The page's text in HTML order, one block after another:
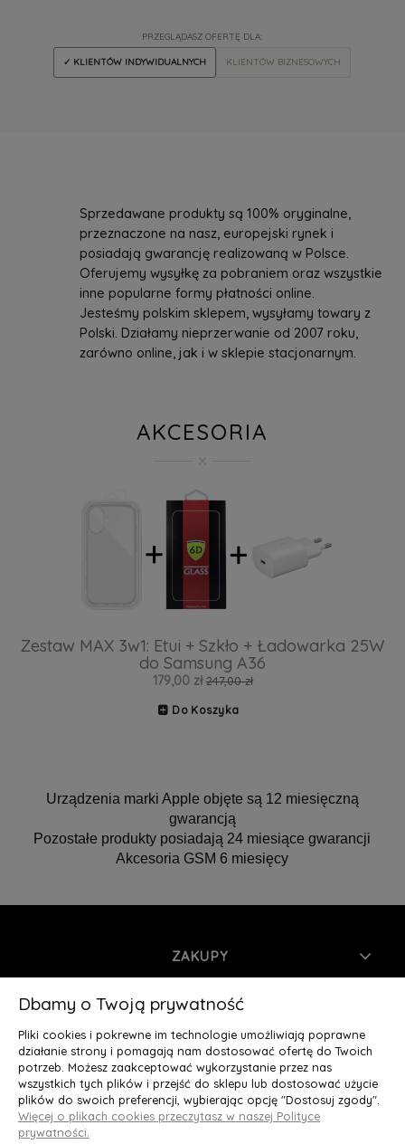
PRZEGLĄDASZ OFERTĘ DLA:
✓ KLIENTÓW INDYWIDUALNYCH KLIENTÓW BIZNESOWYCH
Sprzedawane produkty są 100% oryginalne,
przeznaczone na nasz, europejski rynek i
posiadają gwarancję realizowaną w Polsce.
Oferujemy wysyłkę za pobraniem oraz wszystkie
inne popularne formy płatności online.
Jesteśmy polskim sklepem, wysyłamy towary z
Polski. Działamy nieprzerwanie od 2007 roku,
zarówno online, jak i w sklepie stacjonarnym.
AKCESORIA
Zestaw MAX 3w1: Etui + Szkło + Ładowarka 25W
do Samsung A36
179,00 zł 247,00 zł
Do Koszyka
Urządzenia marki Apple objęte są 12 miesięczną
gwarancją
Pozostałe produkty posiadają 24 miesiące gwarancji
Akcesoria GSM 6 miesięcy
ZAKUPY
INFORMACJE
MOJE KONTO
O NAS
Deluxury.pl
Dbamy o Twoją prywatność
Pliki cookies i pokrewne im technologie umożliwiają poprawne
działanie strony i pomagają nam dostosować ofertę do Twoich
potrzeb. Możesz zaakceptować wykorzystanie przez nas
wszystkich tych plików i przejść do sklepu lub dostosować użycie
plików do swoich preferencji, wybierając opcję "Dostosuj zgody".
Więcej o plikach cookies przeczytasz w naszej Polityce
prywatności.